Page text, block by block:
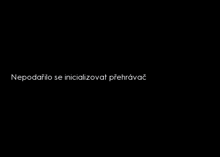
Nepodařilo se inicializovat přehrávač